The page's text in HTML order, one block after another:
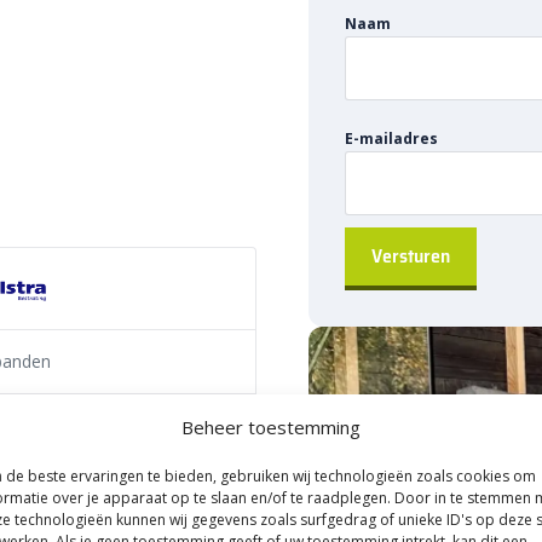
Beheer toestemming
de beste ervaringen te bieden, gebruiken wij technologieën zoals cookies om
over je apparaat op te slaan en/of te raadplegen. Door in te stemmen
technologieën kunnen wij gegevens zoals surfgedrag of unieke ID's op deze
van de naastliggende grond
te bieden met een
van rijbanen van de
Naam
E-mailadres